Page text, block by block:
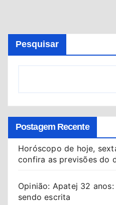
Pesquisar
Postagem Recente
Horóscopo de hoje,
confira as previsões do
Opinião: Apatej 32
sendo escrita